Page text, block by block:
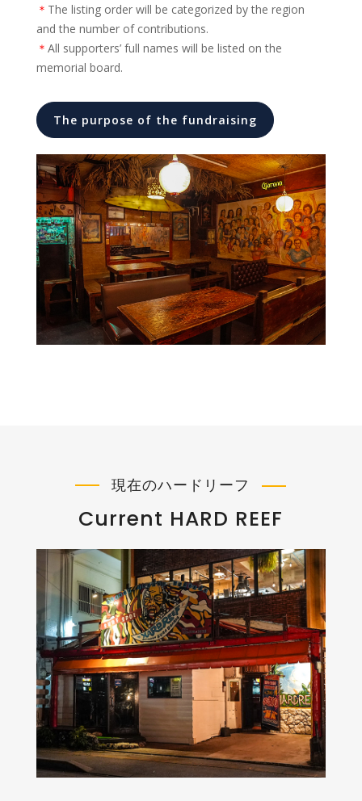
＊ The listing order will be categorized by the region
and the number of contributions.
＊ All supporters’ full names will be listed on the
memorial board.
The purpose of the fundraising
現在のハードリーフ
Current HARD REEF